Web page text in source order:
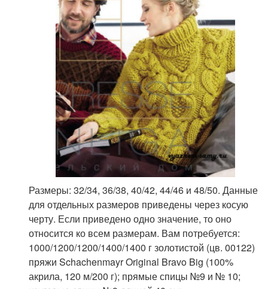
Размеры: 32/34, 36/38, 40/42, 44/46 и 48/50. Данные
для отдельных размеров приведены через косую
черту. Если приведено одно значение, то оно
относится ко всем размерам. Вам потребуется:
1000/1200/1200/1400/1400 г золотистой (цв. 00122)
пряжи Schachenmayr Original Bravo Big (100%
акрила, 120 м/200 г); прямые спицы №9 и № 10;